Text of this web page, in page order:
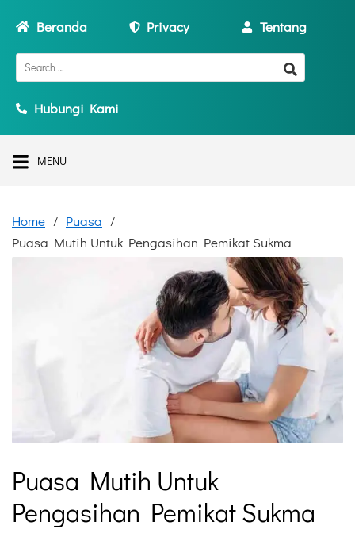
Beranda Privacy Tentang
Hubungi Kami
MENU
Home
Puasa
Puasa Mutih Untuk Pengasihan Pemikat Sukma
Puasa Mutih Untuk
Pengasihan Pemikat Sukma